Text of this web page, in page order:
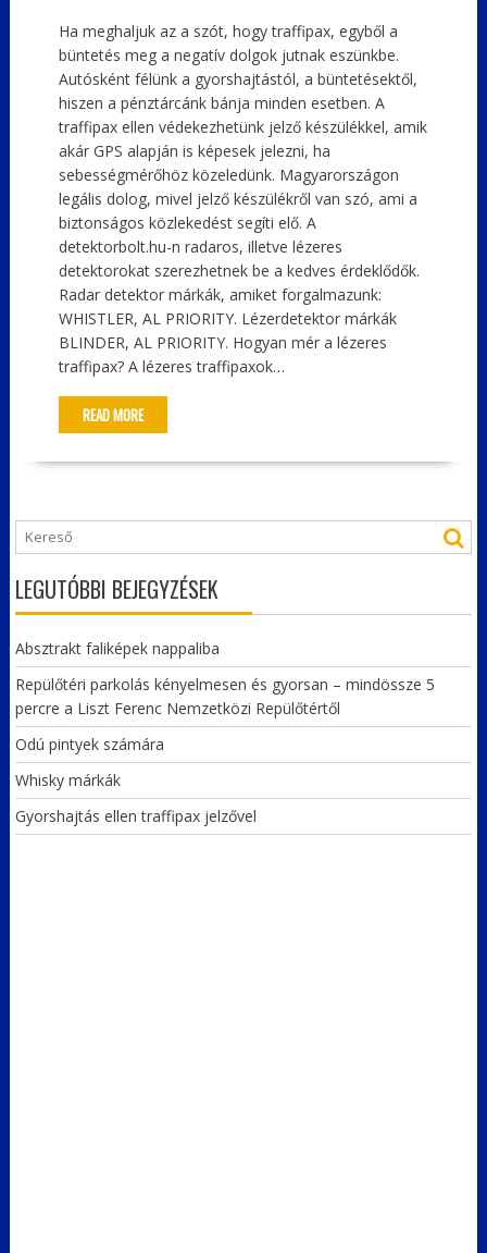
Ha meghaljuk az a szót, hogy traffipax, egyből a
büntetés meg a negatív dolgok jutnak eszünkbe.
Autósként félünk a gyorshajtástól, a büntetésektől,
hiszen a pénztárcánk bánja minden esetben. A
traffipax ellen védekezhetünk jelző készülékkel, amik
akár GPS alapján is képesek jelezni, ha
sebességmérőhöz közeledünk. Magyarországon
legális dolog, mivel jelző készülékről van szó, ami a
biztonságos közlekedést segíti elő. A
detektorbolt.hu-n radaros, illetve lézeres
detektorokat szerezhetnek be a kedves érdeklődők.
Radar detektor márkák, amiket forgalmazunk:
WHISTLER, AL PRIORITY. Lézerdetektor márkák
BLINDER, AL PRIORITY. Hogyan mér a lézeres
traffipax? A lézeres traffipaxok…
READ MORE
LEGUTÓBBI BEJEGYZÉSEK
Absztrakt faliképek nappaliba
Repülőtéri parkolás kényelmesen és gyorsan – mindössze 5
percre a Liszt Ferenc Nemzetközi Repülőtértől
Odú pintyek számára
Whisky márkák
Gyorshajtás ellen traffipax jelzővel